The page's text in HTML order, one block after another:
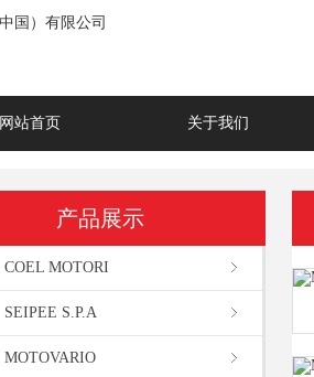
网站首页 关于我们
产品展示
COEL MOTORI
SEIPEE S.P.A
MOTOVARIO